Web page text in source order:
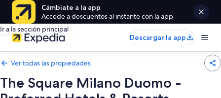
Cámbiate a la app
Accede a descuentos al instante con la app
Ir a la sección principal
Descargar la app
Ver todas las propiedades
The Square Milano Duomo -